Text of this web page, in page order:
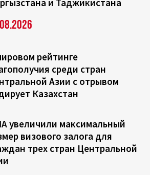
и Таджикистана
рейтинге
среди стран
Азии с отрывом
Казахстан
увеличили максимальный
визового залога для
трех стран Центральной